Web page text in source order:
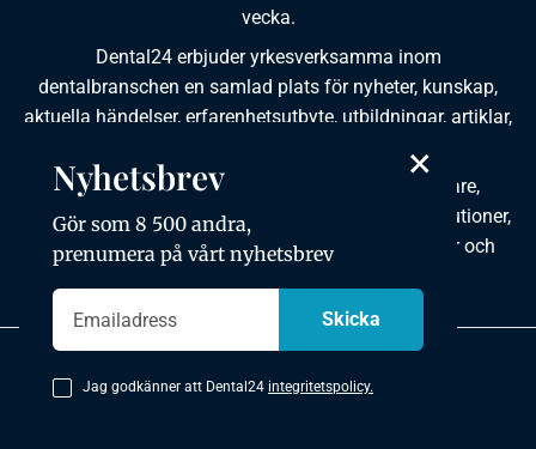
vecka.
Dental24 erbjuder yrkesverksamma inom
dentalbranschen en samlad plats för nyheter, kunskap,
aktuella händelser, erfarenhetsutbyte, utbildningar, artiklar,
Dental24 produceras i samverkan med tandläkare,
tandhygienister, tandsköterskor, tandtekniker, institutioner,
kursgivare, föreningar, organisationer, leverantörer och
Copyright © 2026 Dental24. All rights reserved.
×
Nyhetsbrev
Gör som 8 500 andra,
prenumera på vårt nyhetsbrev
Jag godkänner att Dental24 integritetspolicy.